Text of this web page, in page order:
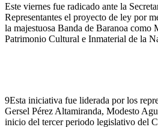
Este viernes fue radicado ante la
Representantes el proyecto de ley por
la majestuosa Banda de Baranoa como
Patrimonio Cultural e Inmaterial de la
9Esta iniciativa fue liderada por los
Gersel Pérez Altamiranda, Modesto
inicio del tercer periodo legislativo del